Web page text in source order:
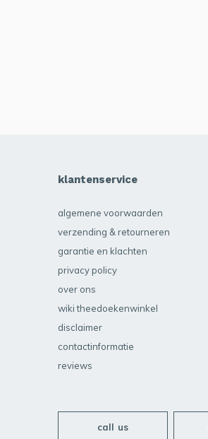
klantenservice
algemene voorwaarden
verzending & retourneren
garantie en klachten
privacy policy
over ons
wiki theedoekenwinkel
disclaimer
contactinformatie
reviews
call us